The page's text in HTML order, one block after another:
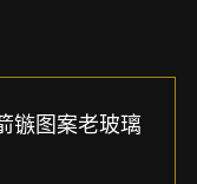
镞图案老玻璃